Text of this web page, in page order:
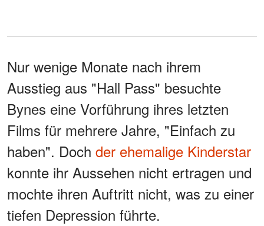
Nur wenige Monate nach ihrem
Ausstieg aus "Hall Pass" besuchte
Bynes eine Vorführung ihres letzten
Films für mehrere Jahre, "Einfach zu
haben". Doch der ehemalige Kinderstar
konnte ihr Aussehen nicht ertragen und
mochte ihren Auftritt nicht, was zu einer
tiefen Depression führte.